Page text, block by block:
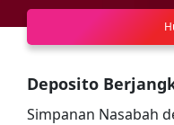
Deposito
Simpanan Nasabah